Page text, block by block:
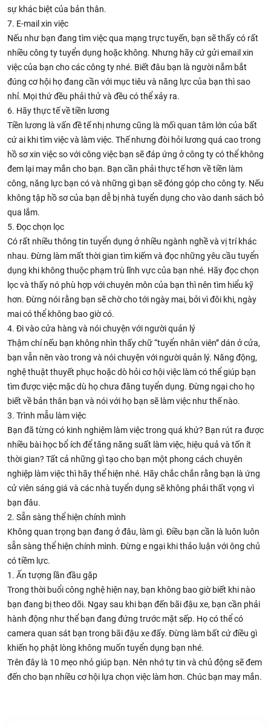
sự khác biệt của bản thân.
7. E-mail xin việc
Nếu như bạn đang tìm việc qua mạng trực tuyến, bạn sẽ thấy có rất
nhiều công ty tuyển dụng hoặc không. Nhưng hãy cứ gửi email xin
việc của bạn cho các công ty nhé. Biết đâu bạn là người nắm bắt
đúng cơ hội họ đang cần với mục tiêu và năng lực của bạn thì sao
nhỉ. Mọi thứ đều phải thử và đều có thể xảy ra.
6. Hãy thực tế về tiền lương
Tiền lương là vấn đề tế nhị nhưng cũng là mối quan tâm lớn của bất
cứ ai khi tìm việc và làm việc. Thế nhưng đòi hỏi lương quá cao trong
hồ sơ xin việc so với công việc bạn sẽ đáp ứng ở công ty có thể không
đem lại may mắn cho bạn. Bạn cần phải thực tế hơn về tiền làm
công, năng lực bạn có và những gì bạn sẽ đóng góp cho công ty. Nếu
không tập hồ sơ của bạn dễ bị nhà tuyển dụng cho vào danh sách bỏ
qua lắm.
5. Đọc chọn lọc
Có rất nhiều thông tin tuyển dụng ở nhiều ngành nghề và vị trí khác
nhau. Đừng làm mất thời gian tìm kiếm và đọc những yêu cầu tuyển
dụng khi không thuộc phạm trù lĩnh vực của bạn nhé. Hãy đọc chọn
lọc và thấy nó phù hợp với chuyên môn của bạn thì nên tìm hiểu kỹ
hơn. Đừng nói rằng bạn sẽ chờ cho tới ngày mai, bởi vì đôi khi, ngày
mai có thể không bao giờ có.
4. Đi vào cửa hàng và nói chuyện với người quản lý
Thậm chí nếu bạn không nhìn thấy chữ “tuyển nhân viên” dán ở cửa,
bạn vẫn nên vào trong và nói chuyện với người quản lý. Năng động,
nghệ thuật thuyết phục hoặc dò hỏi cơ hội việc làm có thể giúp bạn
tìm được việc mặc dù họ chưa đăng tuyển dụng. Đừng ngại cho họ
biết về bản thân bạn và nói với họ bạn sẽ làm việc như thế nào.
3. Trình mẫu làm việc
Bạn đã từng có kinh nghiệm làm việc trong quá khứ? Bạn rút ra được
nhiều bài học bổ ích để tăng năng suất làm việc, hiệu quả và tốn ít
thời gian? Tất cả những gì tạo cho bạn một phong cách chuyên
nghiệp làm việc thì hãy thể hiện nhé. Hãy chắc chắn rằng bạn là ứng
cử viên sáng giá và các nhà tuyển dụng sẽ không phải thất vọng vì
bạn đâu.
2. Sẵn sàng thể hiện chính mình
Không quan trọng bạn đang ở đâu, làm gì. Điều bạn cần là luôn luôn
sẵn sàng thể hiện chính mình. Đừng e ngại khi thảo luận với ông chủ
có tiềm lực.
1. Ấn tượng lần đầu gặp
Trong thời buổi công nghệ hiện nay, bạn không bao giờ biết khi nào
bạn đang bị theo dõi. Ngay sau khi bạn đến bãi đậu xe, bạn cần phải
hành động như thể bạn đang đứng trước mặt sếp. Họ có thể có
camera quan sát bạn trong bãi đậu xe đấy. Đừng làm bất cứ điều gì
khiến họ phật lòng không muốn tuyển dụng bạn nhé.
Trên đây là 10 mẹo nhỏ giúp bạn. Nên nhớ tự tin và chủ động sẽ đem
đến cho bạn nhiều cơ hội lựa chọn việc làm hơn. Chúc bạn may mắn.